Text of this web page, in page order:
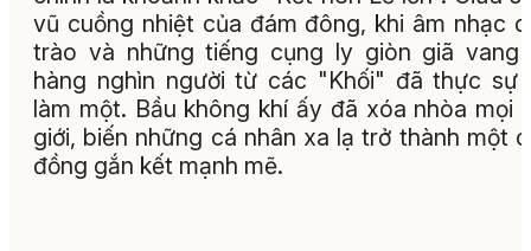
vũ cuồng nhiệt của đám đông, khi âm nhạc
trào và những tiếng cụng ly giòn giã vang
hàng nghìn người từ các "Khối" đã thực sự
làm một. Bầu không khí ấy đã xóa nhòa mọi
giới, biến những cá nhân xa lạ trở thành một
đồng gắn kết mạnh mẽ.